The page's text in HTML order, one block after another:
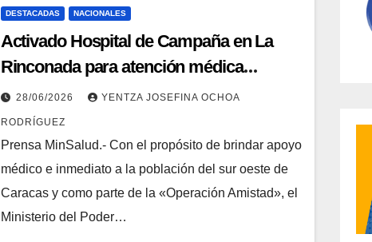
DESTACADAS NACIONALES
Activado Hospital de Campaña en La
Rinconada para atención médica
inmediata de la población
28/06/2026 YENTZA JOSEFINA OCHOA
RODRÍGUEZ
Prensa MinSalud.- Con el propósito de brindar apoyo
médico e inmediato a la población del sur oeste de
Caracas y como parte de la «Operación Amistad», el
Ministerio del Poder…